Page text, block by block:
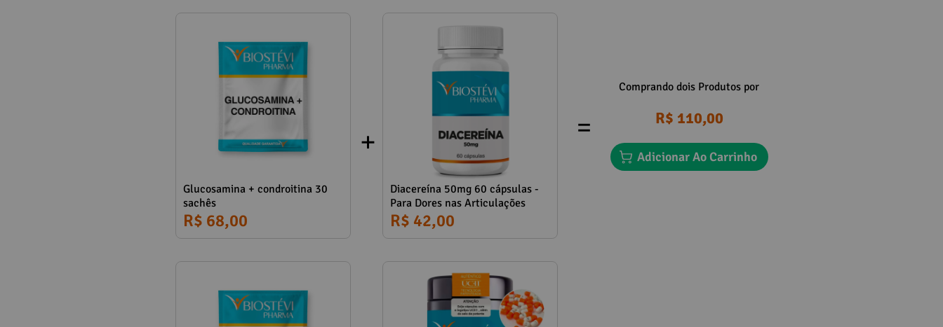
Glucosamina + condroitina 30
sachês
R$ 68,00
Diacereína 50mg 60 cápsulas -
Para Dores nas Articulações
R$ 42,00
=
Comprando dois Produtos por
R$ 110,00
Adicionar Ao Carrinho